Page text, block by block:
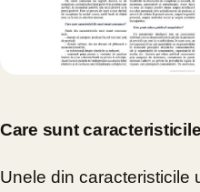
Care sunt
Unele din caracteristicile